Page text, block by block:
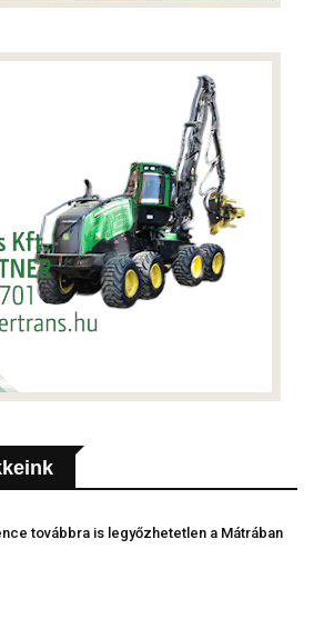
továbbra is legyőzhetetlen a Mátrában